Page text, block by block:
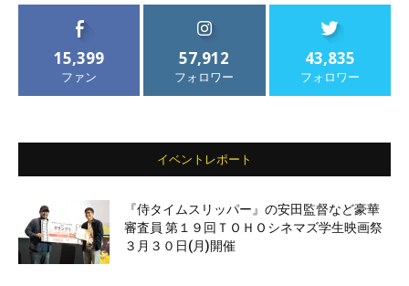
15,399
ファン
57,912
フォロワー
43,835
フォロワー
イベントレポート
『侍タイムスリッパー』の安田監督など豪華
審査員 第１９回ＴＯＨＯシネマズ学生映画祭
３月３０日(月)開催